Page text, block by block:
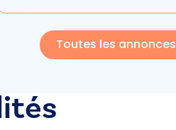
Toutes les annonces